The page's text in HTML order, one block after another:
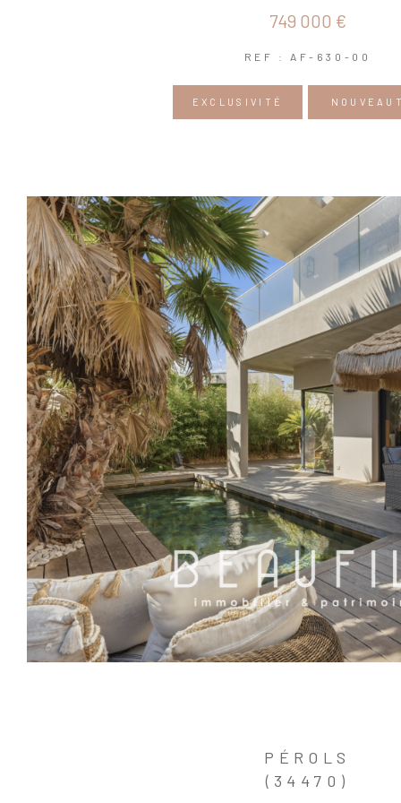
749 000 €
REF : AF-630-00
EXCLUSIVITÉ
PÉROLS
(34470)